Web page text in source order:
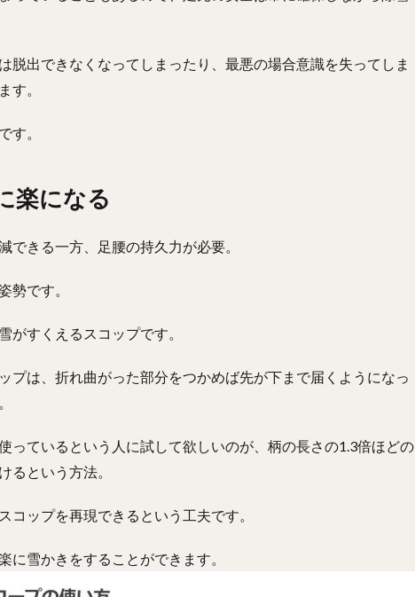
脱出できなくなってしまったり、最悪の場合意識を失ってしま
す。
す。
楽になる
できる一方、足腰の持久力が必要。
勢です。
がすくえるスコップです。
プは、折れ曲がった部分をつかめば先が下まで届くようになっ
っているという人に試して欲しいのが、柄の長さの1.3倍ほどの
るという方法。
コップを再現できるという工夫です。
に雪かきをすることができます。